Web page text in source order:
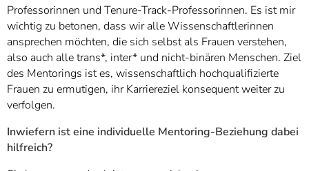
Professorinnen und Tenure-Track-Professorinnen. Es ist mir
wichtig zu betonen, dass wir alle Wissenschaftlerinnen
ansprechen möchten, die sich selbst als Frauen verstehen,
also auch alle trans*, inter* und nicht-binären Menschen. Ziel
des Mentorings ist es, wissenschaftlich hochqualifizierte
Frauen zu ermutigen, ihr Karriereziel konsequent weiter zu
verfolgen.
Inwiefern ist eine individuelle Mentoring-Beziehung dabei
hilfreich?